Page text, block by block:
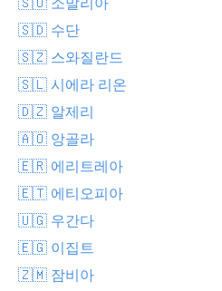
🇸🇩 수단
🇸🇿 스와질란드
🇸🇱 시에라 리온
🇩🇿 알제리
🇦🇴 앙골라
🇪🇷 에리트레아
🇪🇹 에티오피아
🇺🇬 우간다
🇪🇬 이집트
🇿🇲 잠비아